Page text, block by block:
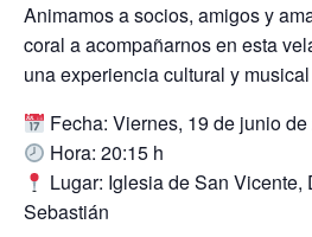
Animamos a socios, amigos y
coral a acompañarnos en esta
una experiencia cultural y
Fecha: Viernes, 19 de junio
Hora: 20:15 h
Lugar: Iglesia de San Vicente,
Sebastián